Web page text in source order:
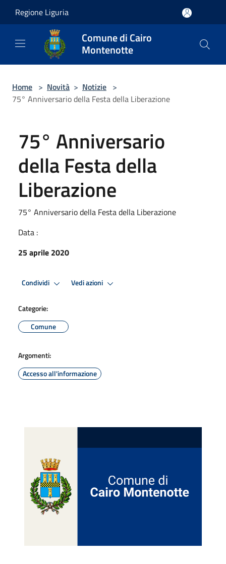
Regione Liguria
Comune di Cairo
Montenotte
Home > Novità > Notizie >
75° Anniversario della Festa della Liberazione
75° Anniversario
della Festa della
Liberazione
75° Anniversario della Festa della Liberazione
Data :
25 aprile 2020
Condividi Vedi azioni
Categorie:
Comune
Argomenti:
Accesso all'informazione